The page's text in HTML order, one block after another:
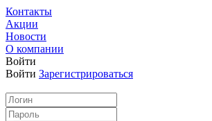
Контакты
Акции
Новости
О компании
Войти
Войти Зарегистрироваться